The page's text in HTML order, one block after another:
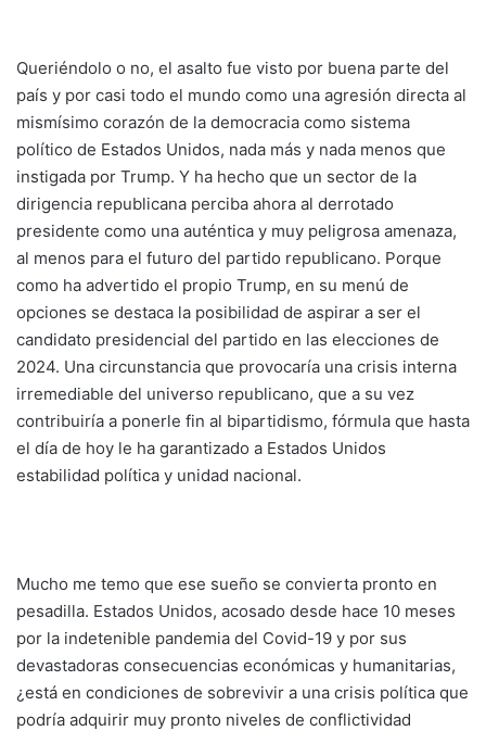
Queriéndolo o no, el asalto fue visto por buena parte del
país y por casi todo el mundo como una agresión directa al
mismísimo corazón de la democracia como sistema
político de Estados Unidos, nada más y nada menos que
instigada por Trump. Y ha hecho que un sector de la
dirigencia republicana perciba ahora al derrotado
presidente como una auténtica y muy peligrosa amenaza,
al menos para el futuro del partido republicano. Porque
como ha advertido el propio Trump, en su menú de
opciones se destaca la posibilidad de aspirar a ser el
candidato presidencial del partido en las elecciones de
2024. Una circunstancia que provocaría una crisis interna
irremediable del universo republicano, que a su vez
contribuiría a ponerle fin al bipartidismo, fórmula que hasta
el día de hoy le ha garantizado a Estados Unidos
estabilidad política y unidad nacional.
Mucho me temo que ese sueño se convierta pronto en
pesadilla. Estados Unidos, acosado desde hace 10 meses
por la indetenible pandemia del Covid-19 y por sus
devastadoras consecuencias económicas y humanitarias,
¿está en condiciones de sobrevivir a una crisis política que
podría adquirir muy pronto niveles de conflictividad